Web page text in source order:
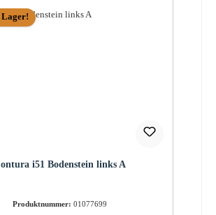
Lager!
i51 Bodenstein links A
Produktnummer: 01077699